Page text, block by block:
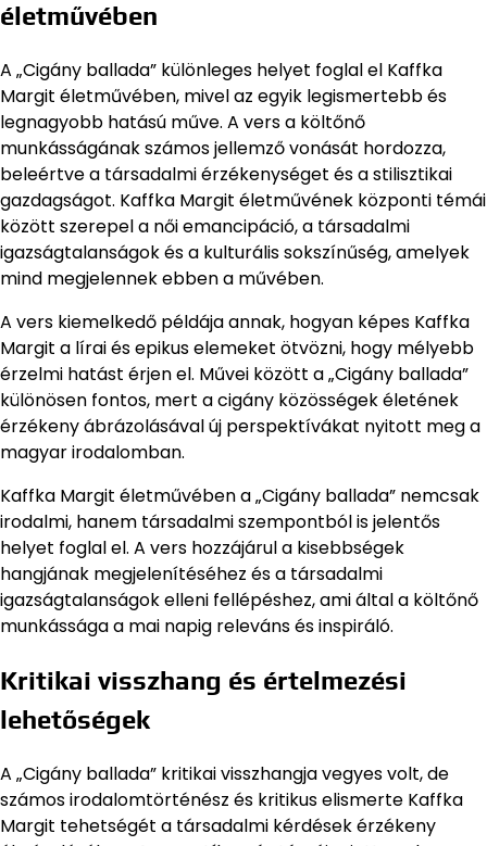
életművében
A „Cigány ballada” különleges helyet foglal el Kaffka
Margit életművében, mivel az egyik legismertebb és
legnagyobb hatású műve. A vers a költőnő
munkásságának számos jellemző vonását hordozza,
beleértve a társadalmi érzékenységet és a stilisztikai
gazdagságot. Kaffka Margit életművének központi témái
között szerepel a női emancipáció, a társadalmi
igazságtalanságok és a kulturális sokszínűség, amelyek
mind megjelennek ebben a művében.
A vers kiemelkedő példája annak, hogyan képes Kaffka
Margit a lírai és epikus elemeket ötvözni, hogy mélyebb
érzelmi hatást érjen el. Művei között a „Cigány ballada”
különösen fontos, mert a cigány közösségek életének
érzékeny ábrázolásával új perspektívákat nyitott meg a
magyar irodalomban.
Kaffka Margit életművében a „Cigány ballada” nemcsak
irodalmi, hanem társadalmi szempontból is jelentős
helyet foglal el. A vers hozzájárul a kisebbségek
hangjának megjelenítéséhez és a társadalmi
igazságtalanságok elleni fellépéshez, ami által a költőnő
munkássága a mai napig releváns és inspiráló.
Kritikai visszhang és értelmezési
lehetőségek
A „Cigány ballada” kritikai visszhangja vegyes volt, de
számos irodalomtörténész és kritikus elismerte Kaffka
Margit tehetségét a társadalmi kérdések érzékeny